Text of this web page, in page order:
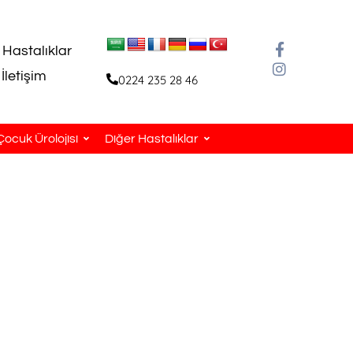
İletişim
0224 235 28 46
Ürolojisi Diğer Hastalıklar